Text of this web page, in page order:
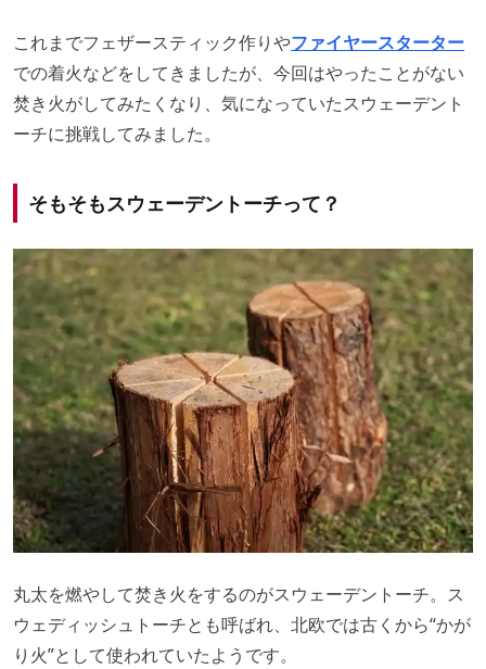
これまでフェザースティック作りやファイヤースターター
での着火などをしてきましたが、今回はやったことがない
焚き火がしてみたくなり、気になっていたスウェーデント
ーチに挑戦してみました。
そもそもスウェーデントーチって？
丸太を燃やして焚き火をするのがスウェーデントーチ。ス
ウェディッシュトーチとも呼ばれ、北欧では古くから“かが
り火”として使われていたようです。